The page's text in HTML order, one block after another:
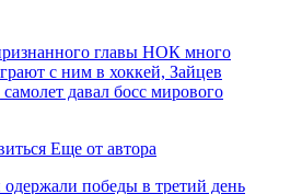
главы НОК много
с ним в хоккей, Зайцев
давал босс мирового
Еще от автора
победы в третий день